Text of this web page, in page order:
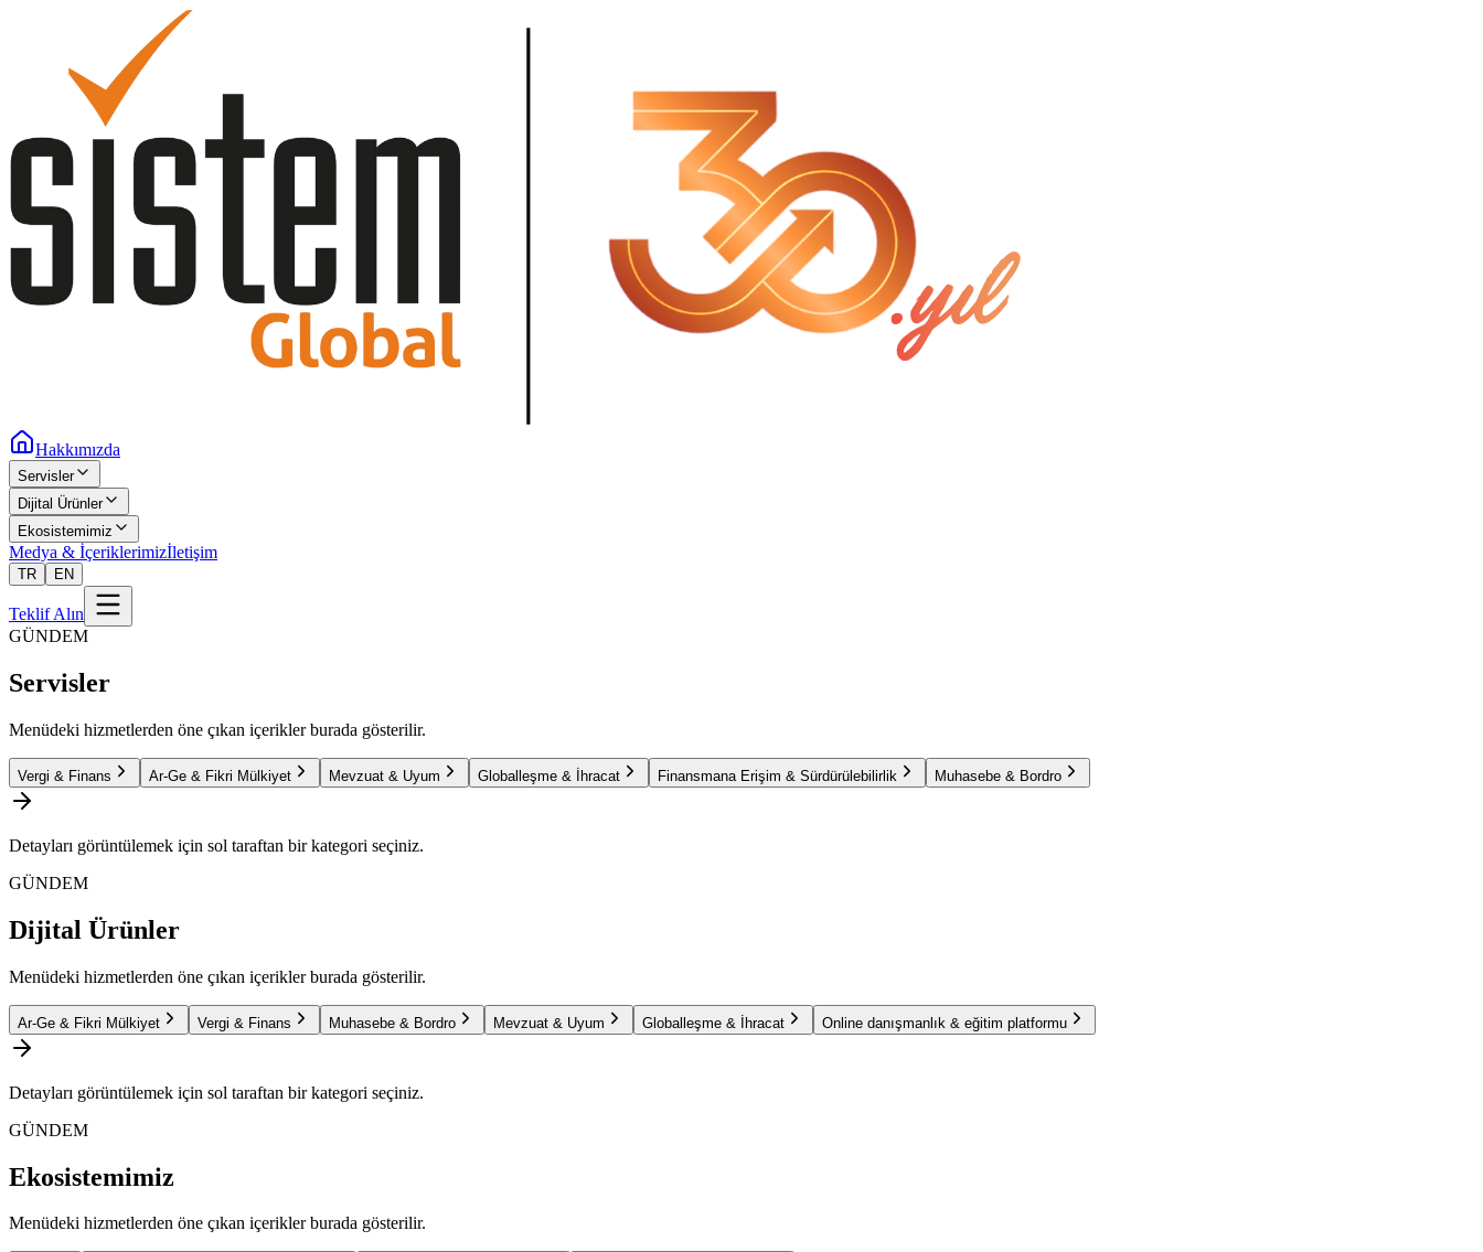
Hakkımızda
Servisler
Dijital Ürünler
Ekosistemimiz
Medya & İçeriklerimizİletişim
TR EN
Teklif Alın
GÜNDEM
Servisler
Menüdeki hizmetlerden öne çıkan içerikler burada gösterilir.
Vergi & Finans Ar-Ge & Fikri Mülkiyet Mevzuat & Uyum Globalleşme & İhracat Finansmana Erişim & Sürdürülebilirlik Muhasebe & Bordro
Detayları görüntülemek için sol taraftan bir kategori seçiniz.
GÜNDEM
Dijital Ürünler
Menüdeki hizmetlerden öne çıkan içerikler burada gösterilir.
Ar-Ge & Fikri Mülkiyet Vergi & Finans Muhasebe & Bordro Mevzuat & Uyum Globalleşme & İhracat Online danışmanlık & eğitim platformu
Detayları görüntülemek için sol taraftan bir kategori seçiniz.
GÜNDEM
Ekosistemimiz
Menüdeki hizmetlerden öne çıkan içerikler burada gösterilir.